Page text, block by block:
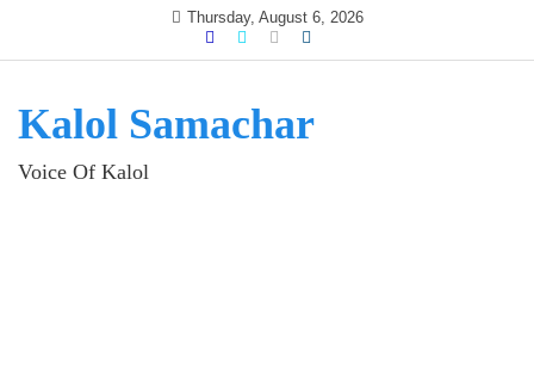
Thursday, August 6, 2026
Kalol Samachar
Voice Of Kalol